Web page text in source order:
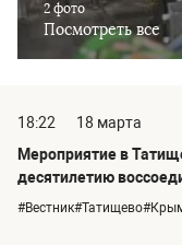
2 фото
Посмотреть все
18:22
18 марта
Мероприятие в
десятилетию